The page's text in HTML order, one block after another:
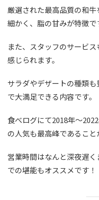
厳選された最高品質の和
細かく、脂の甘みが特徴で
また、スタッフのサービ
感じられます。
サラダやデザートの種類
で大満足できる内容です。
食べログにて2018年〜
の人気も最高峰であること
営業時間はなんと深夜遅
での堪能もオススメです！